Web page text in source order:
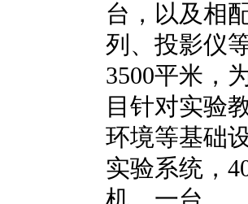
台，以及相
列、投影仪
3500平米，
目针对实验
环境等基础
实验系统，